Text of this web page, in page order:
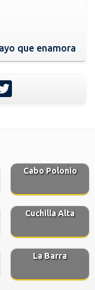
que enamora
Cabo Polonio
Cuchilla Alta
La Barra